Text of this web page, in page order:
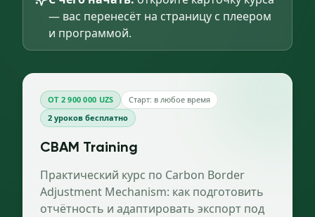
— вас перенесёт на страницу с плеером
и программой.
ОТ 2 900 000 UZS
Старт: в любое время
2 уроков бесплатно
CBAM Training
Практический курс по Carbon Border
Adjustment Mechanism: как подготовить
отчётность и адаптировать экспорт под